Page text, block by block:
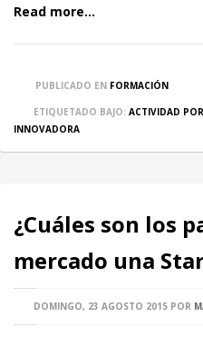
Read more...
PUBLICADO EN FORMACIÓN
ETIQUETADO BAJO: ACTIVIDAD
INNOVADORA
¿Cuáles son los
mercado una
DOMINGO, 23 AGOSTO 2015 POR